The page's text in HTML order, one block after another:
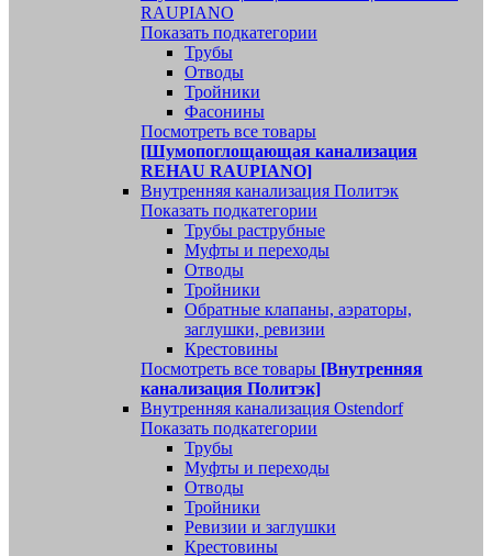
RAUPIANO
Показать подкатегории
Трубы
Отводы
Тройники
Фасонины
Посмотреть все товары
[Шумопоглощающая канализация
REHAU RAUPIANO]
Внутренняя канализация Политэк
Показать подкатегории
Трубы раструбные
Муфты и переходы
Отводы
Тройники
Обратные клапаны, аэраторы,
заглушки, ревизии
Крестовины
Посмотреть все товары [Внутренняя
канализация Политэк]
Внутренняя канализация Ostendorf
Показать подкатегории
Трубы
Муфты и переходы
Отводы
Тройники
Ревизии и заглушки
Крестовины